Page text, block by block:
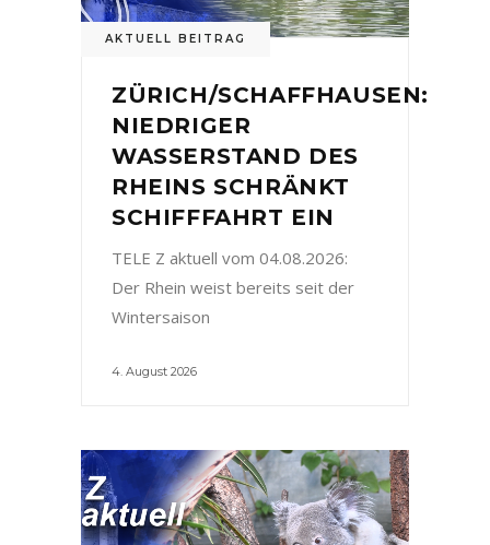
AKTUELL BEITRAG
ZÜRICH/SCHAFFHAUSEN:
NIEDRIGER
WASSERSTAND DES
RHEINS SCHRÄNKT
SCHIFFFAHRT EIN
TELE Z aktuell vom 04.08.2026:
Der Rhein weist bereits seit der
Wintersaison
4. August 2026